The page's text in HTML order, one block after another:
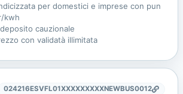
per domestici e imprese con pun
kwh
cauzionale
con validatà illimitata
024216ESVFL01XXXXXXXXXNEWBUS0012